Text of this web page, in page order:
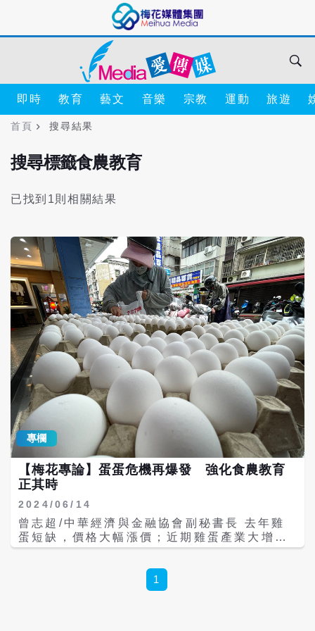
即時 教育 藝文 音樂 宗教 運動 旅遊
首頁 搜尋結果
搜尋標籤食農教育
已找到1則相關結果
專欄
【梅花專論】蛋蛋危機再爆發 強化食農教育
正其時
2024/06/14
曾志超/中華經濟與金融協會副秘書長 去年雞
蛋短缺，價格大幅漲價；近期雞蛋產業大增，
價格又暴跌。雞蛋產銷失衡不斷發生，已成為
方，就是強化食農教育，日本細膩的做法值得
1